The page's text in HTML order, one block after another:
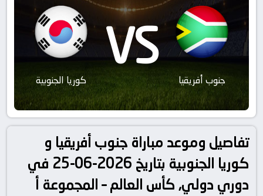
جنوب أفريقيا VS كوريا الجنوبية
تفاصيل وموعد مباراة جنوب أفريقيا و
كوريا الجنوبية بتاريخ 2026-06-25 في
دوري دولي, كأس العالم – المجموعة أ